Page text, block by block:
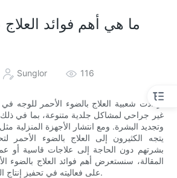
ما هي أهم فوائد العلاج
Sunglor 116
ازدادت شعبية العلاج بالضوء الأحمر للوجه في
غير جراحي لمشاكل جلدية متنوعة، بما في ذلك
وتجديد البشرة. ومع انتشار الأجهزة المنزلية
بشرتهم دون الحاجة إلى علاجات قاسية أو
المقالة، سنستعرض أهم فوائد العلاج بالضوء
على فعاليته في تحفيز إنتاج الكولاجين وتجديد البشرة.